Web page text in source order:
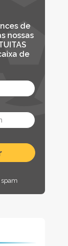
de
nossas
de
spam